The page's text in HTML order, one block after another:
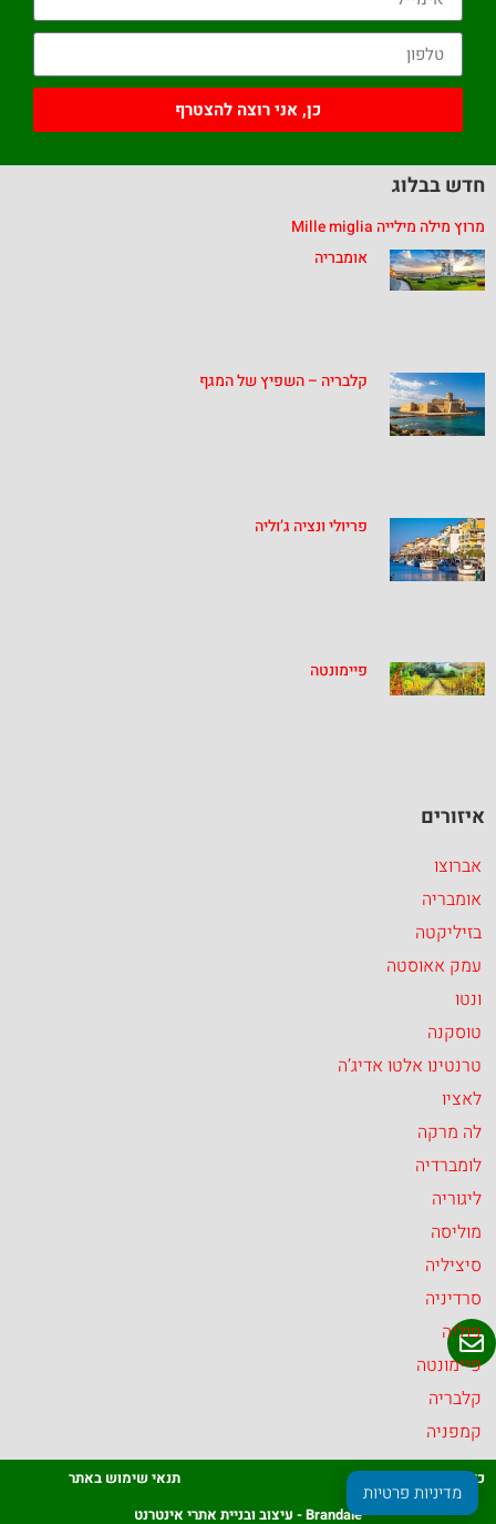
כן, אני רוצה להצטרף
חדש בבלוג
מרוץ מילה מילייה Mille miglia
אומבריה
קלבריה – השפיץ של המגף
פריולי ונציה ג’וליה
פיימונטה
איזורים
אברוצו
אומבריה
בזיליקטה
עמק אאוסטה
ונטו
טוסקנה
טרנטינו אלטו אדיג’ה
לאציו
לה מרקה
לומברדיה
ליגוריה
מוליסה
סיציליה
סרדיניה
פוליה
פיימונטה
קלבריה
קמפניה
כל הזכויות שמורות
תנאי שימוש באתר
Brandale - עיצוב ובניית אתרי אינטרנט
מדיניות פרטיות